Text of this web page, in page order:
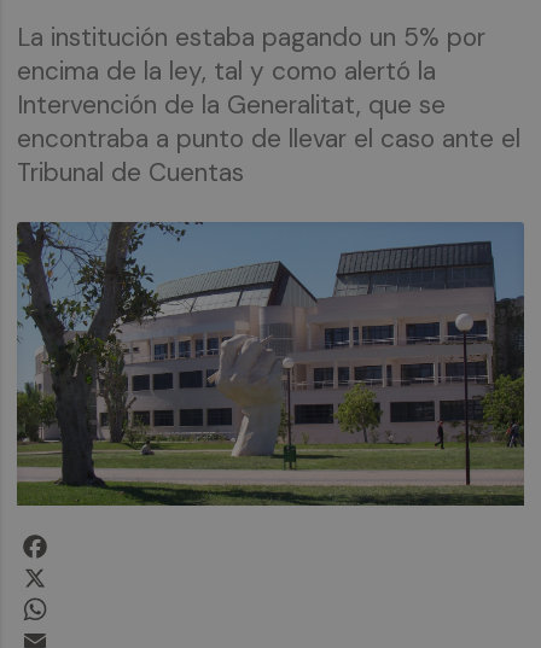
La institución estaba pagando un 5% por
encima de la ley, tal y como alertó la
Intervención de la Generalitat, que se
encontraba a punto de llevar el caso ante el
Tribunal de Cuentas